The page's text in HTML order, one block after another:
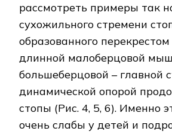
рассмотреть примеры так
сухожильного стремени
образованного
длинной малоберцовой
большеберцовой – главной
динамической опорой
стопы (Рис. 4, 5, 6). Именно
очень слабы у детей и